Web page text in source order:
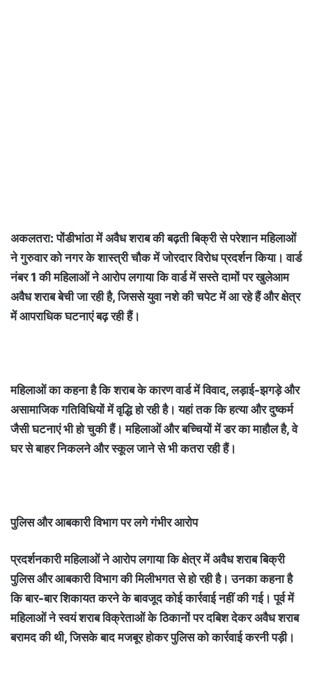
अकलतरा: पोंडीभांठा में अवैध शराब की बढ़ती बिक्री से परेशान महिलाओं
ने गुरुवार को नगर के शास्त्री चौक में जोरदार विरोध प्रदर्शन किया। वार्ड
नंबर 1 की महिलाओं ने आरोप लगाया कि वार्ड में सस्ते दामों पर खुलेआम
अवैध शराब बेची जा रही है, जिससे युवा नशे की चपेट में आ रहे हैं और क्षेत्र
में आपराधिक घटनाएं बढ़ रही हैं।
महिलाओं का कहना है कि शराब के कारण वार्ड में विवाद, लड़ाई-झगड़े और
असामाजिक गतिविधियों में वृद्धि हो रही है। यहां तक कि हत्या और दुष्कर्म
जैसी घटनाएं भी हो चुकी हैं। महिलाओं और बच्चियों में डर का माहौल है, वे
घर से बाहर निकलने और स्कूल जाने से भी कतरा रही हैं।
पुलिस और आबकारी विभाग पर लगे गंभीर आरोप
प्रदर्शनकारी महिलाओं ने आरोप लगाया कि क्षेत्र में अवैध शराब बिक्री
पुलिस और आबकारी विभाग की मिलीभगत से हो रही है। उनका कहना है
कि बार-बार शिकायत करने के बावजूद कोई कार्रवाई नहीं की गई। पूर्व में
महिलाओं ने स्वयं शराब विक्रेताओं के ठिकानों पर दबिश देकर अवैध शराब
बरामद की थी, जिसके बाद मजबूर होकर पुलिस को कार्रवाई करनी पड़ी।